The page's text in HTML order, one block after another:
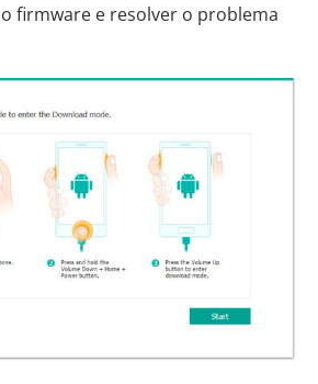
firmware e resolver o problema